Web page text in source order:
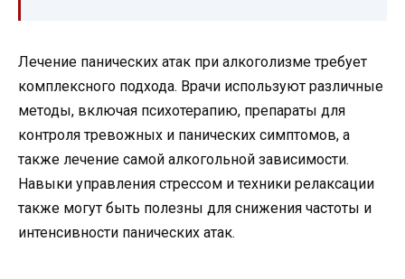
Лечение панических атак при алкоголизме требует
комплексного подхода. Врачи используют различные
методы, включая психотерапию, препараты для
контроля тревожных и панических симптомов, а
также лечение самой алкогольной зависимости.
Навыки управления стрессом и техники релаксации
также могут быть полезны для снижения частоты и
интенсивности панических атак.